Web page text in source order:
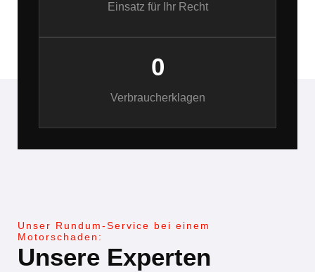
Einsatz für Ihr Recht
0
Verbraucherklagen
Unser Rundum-Service bei einem
Motorschaden:
Unsere Experten